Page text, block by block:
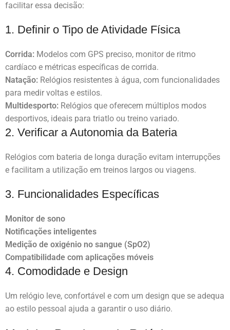
facilitar essa decisão:
1. Definir o Tipo de Atividade Física
Corrida: Modelos com GPS preciso, monitor de ritmo
cardíaco e métricas específicas de corrida.
Natação: Relógios resistentes à água, com funcionalidades
para medir voltas e estilos.
Multidesporto: Relógios que oferecem múltiplos modos
desportivos, ideais para triatlo ou treino variado.
2. Verificar a Autonomia da Bateria
Relógios com bateria de longa duração evitam interrupções
e facilitam a utilização em treinos largos ou viagens.
3. Funcionalidades Específicas
Monitor de sono
Notificações inteligentes
Medição de oxigénio no sangue (SpO2)
Compatibilidade com aplicações móveis
4. Comodidade e Design
Um relógio leve, confortável e com um design que se adequa
ao estilo pessoal ajuda a garantir o uso diário.